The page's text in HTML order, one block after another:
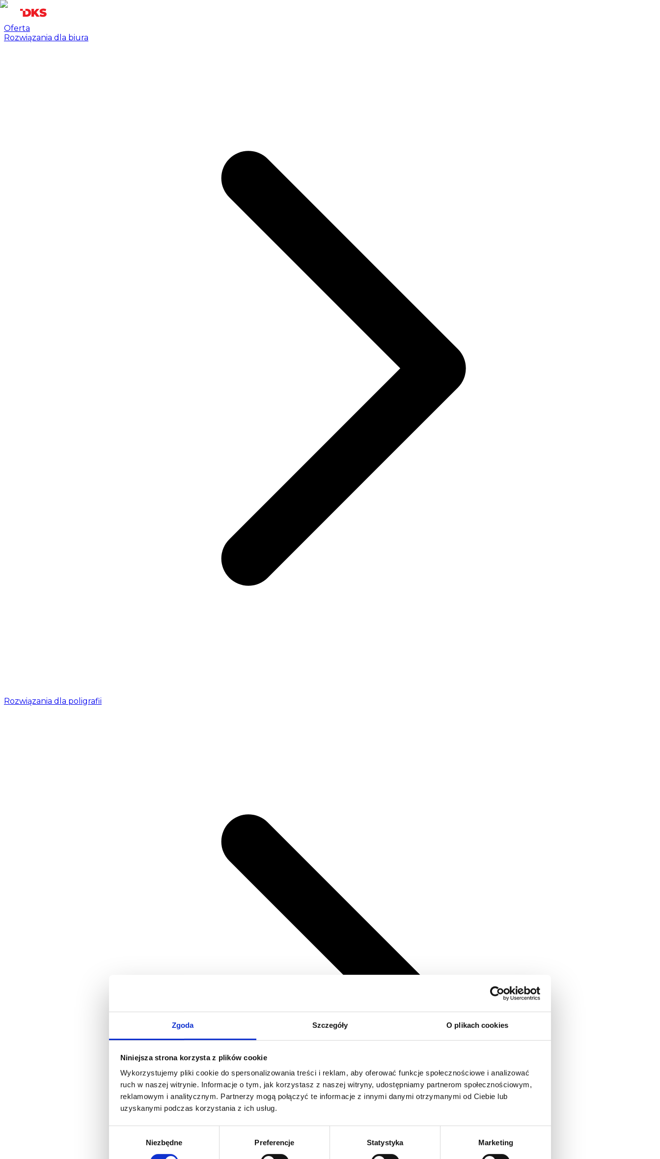
Zgoda Szczegóły O plikach cookies
Niniejsza strona korzysta z plików cookie
Wykorzystujemy pliki cookie do spersonalizowania treści i reklam, aby oferować funkcje społecznościowe i analizować
ruch w naszej witrynie. Informacje o tym, jak korzystasz z naszej witryny, udostępniamy partnerom społecznościowym,
reklamowym i analitycznym. Partnerzy mogą połączyć te informacje z innymi danymi otrzymanymi od Ciebie lub
uzyskanymi podczas korzystania z ich usług.
Niezbędne Preferencje Statystyka Marketing
Oferta
Rozwiązania dla biura
Rozwiązania dla poligrafii